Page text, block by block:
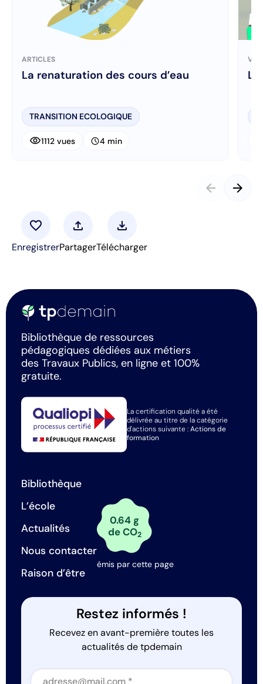
ARTICLES
La renaturation des cours d’eau
TRANSITION ECOLOGIQUE
visibility1112 vues schedule4 min
arrow_back arrow_forward
favorite
Enregistrer
upload
Partager
download
Télécharger
Bibliothèque de ressources
pédagogiques dédiées aux métiers
des Travaux Publics, en ligne et 100%
gratuite.
La certification qualité a été
délivrée au titre de la catégorie
d'actions suivante :Actions de
formation
Bibliothèque
L’école
Actualités
Nous contacter
Raison d’être
0.64 g
de CO2
émis par cette page
Restez informés !
Recevez en avant-première toutes les
actualités de tpdemain
Section